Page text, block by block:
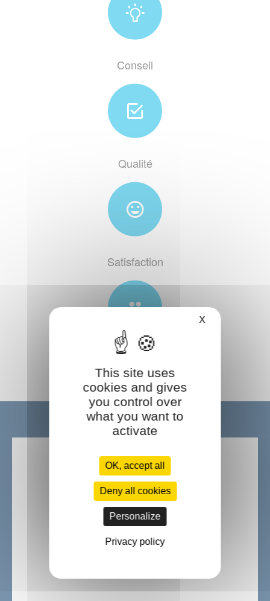
Conseil
Qualité
Satisfaction
Accompagnement
Ils nous font confiance :
X
This site uses
cookies and gives
you control over
what you want to
activate
OK, accept all
Deny all cookies
Personalize
Privacy policy